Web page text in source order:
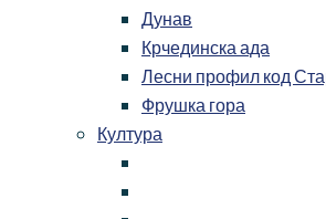
Дунав
Крчединска ада
Лесни профил код
Фрушка гора
Култура